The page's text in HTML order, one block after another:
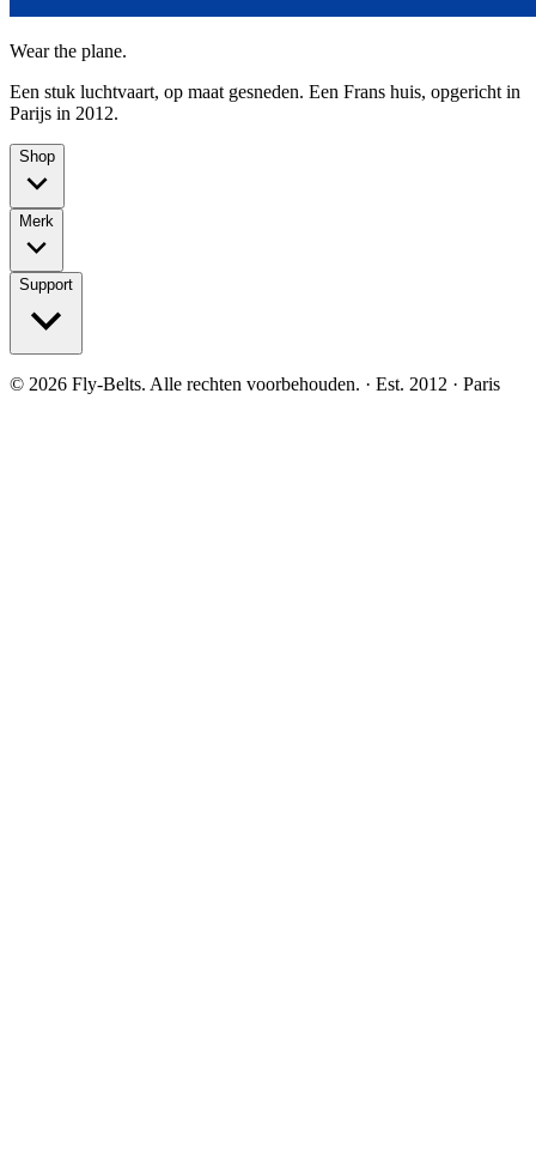
Wear the plane.
Een stuk luchtvaart, op maat gesneden. Een Frans huis, opgericht in
Parijs in 2012.
Shop
Merk
Support
© 2026 Fly-Belts. Alle rechten voorbehouden. · Est. 2012 · Paris